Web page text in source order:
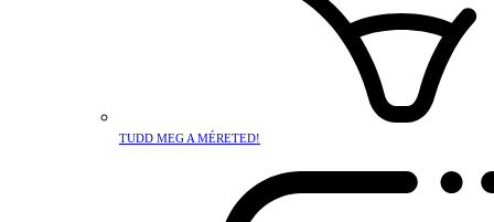
TUDD MEG A MÉRETED!